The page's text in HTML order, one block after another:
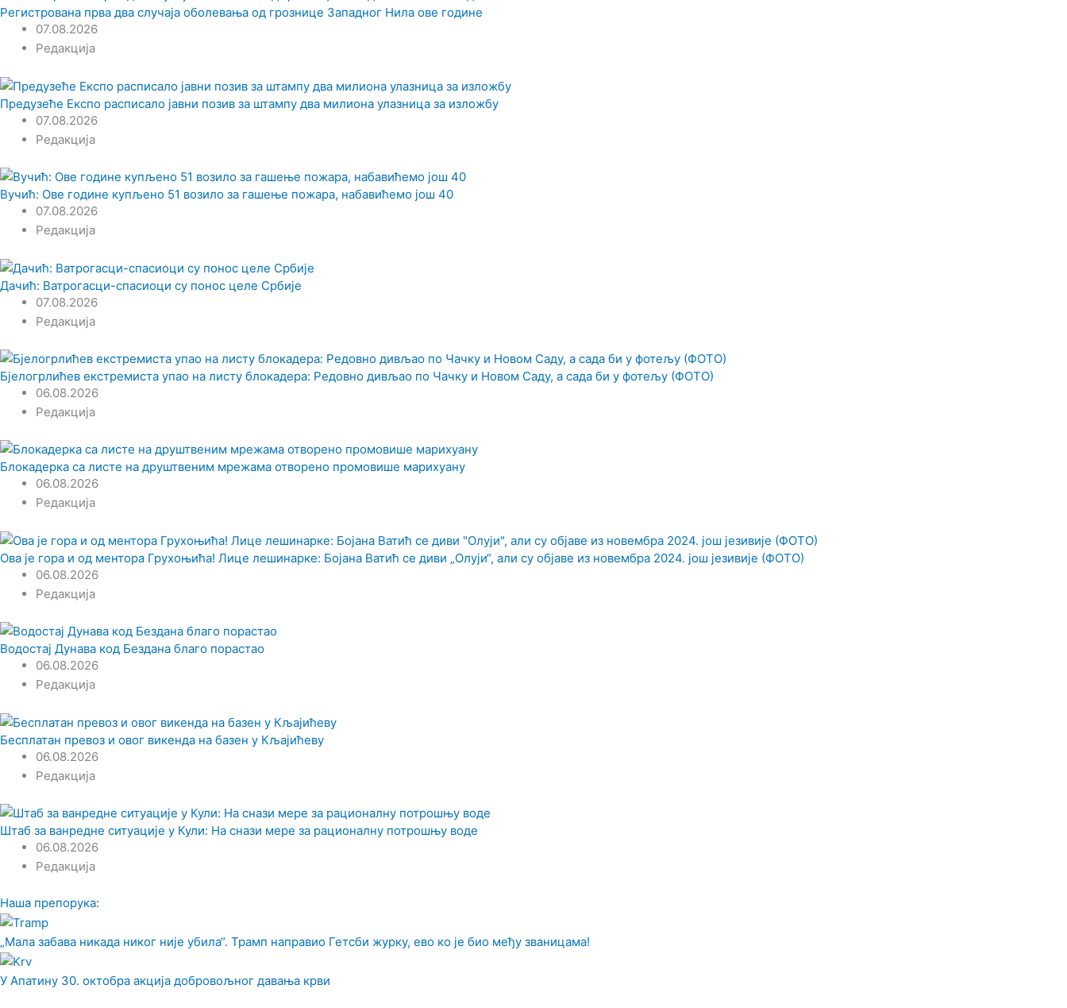
Регистрована прва два случаја оболевања од грознице Западног Нила ове године
07.08.2026
Редакција
Предузеће Експо расписало јавни позив за штампу два милиона улазница за изложбу
07.08.2026
Редакција
Вучић: Ове године купљено 51 возило за гашење пожара, набавићемо још 40
07.08.2026
Редакција
Дачић: Ватрогасци-спасиоци су понос целе Србије
07.08.2026
Редакција
Бјелогрлићев екстремиста упао на листу блокадера: Редовно дивљао по Чачку и Новом Саду, а сада би у фотељу (ФОТО)
06.08.2026
Редакција
Блокадерка са листе на друштвеним мрежама отворено промовише марихуану
06.08.2026
Редакција
Ова је гора и од ментора Грухоњића! Лице лешинарке: Бојана Ватић се диви „Олуји“, али су објаве из новембра 2024. још језивије (ФОТО)
06.08.2026
Редакција
Водостај Дунава код Бездана благо порастао
06.08.2026
Редакција
Бесплатан превоз и овог викенда на базен у Кљајићеву
06.08.2026
Редакција
Штаб за ванредне ситуације у Кули: На снази мере за рационалну потрошњу воде
06.08.2026
Редакција
Наша препорука:
„Мала забава никада никог није убила“. Трамп направио Гетсби журку, ево ко је био међу званицама!
У Апатину 30. октобра акција добровољног давања крви